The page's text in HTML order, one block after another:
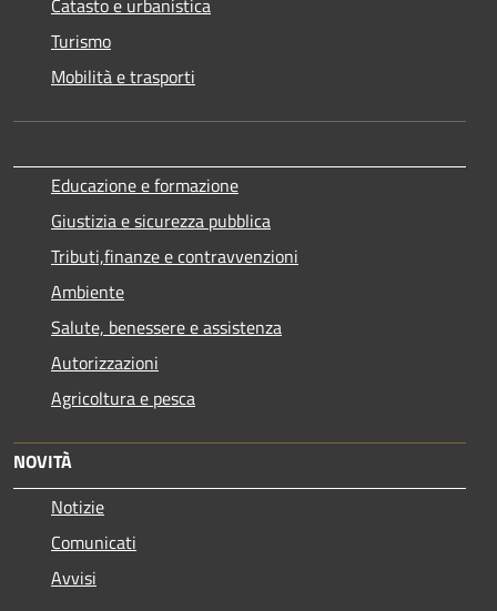
Catasto e urbanistica
Turismo
Mobilità e trasporti
Educazione e formazione
Giustizia e sicurezza pubblica
Tributi,finanze e contravvenzioni
Ambiente
Salute, benessere e assistenza
Autorizzazioni
Agricoltura e pesca
NOVITÀ
Notizie
Comunicati
Avvisi